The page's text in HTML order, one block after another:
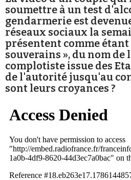
Faire un don
Demander à
soumettre à un test
gendarmerie est
réseaux sociaux la
présentent comme étant
souverains », du nom de
complotiste issue des
de l'autorité jusqu'au
sont leurs croyances ?